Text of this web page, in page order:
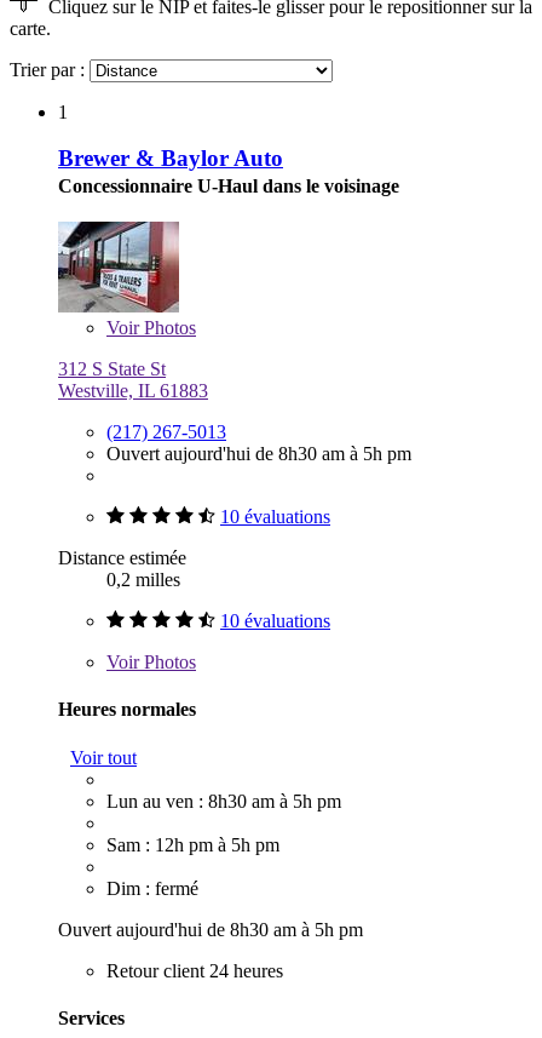
Cliquez sur le NIP et faites-le glisser pour le repositionner sur la
carte.
Trier par :
1
Brewer & Baylor Auto
Concessionnaire U-Haul dans le voisinage
VoirPhotos
312 S State St
Westville, IL 61883
(217) 267-5013
Ouvert aujourd'hui de 8h30 am à 5h pm
10 évaluations
Distance estimée
0,2 milles
10 évaluations
VoirPhotos
Heures normales
Voir tout
Lun au ven : 8h30 am à 5h pm
Sam : 12h pm à 5h pm
Dim : fermé
Ouvert aujourd'hui de 8h30 am à 5h pm
Retour client 24 heures
Services